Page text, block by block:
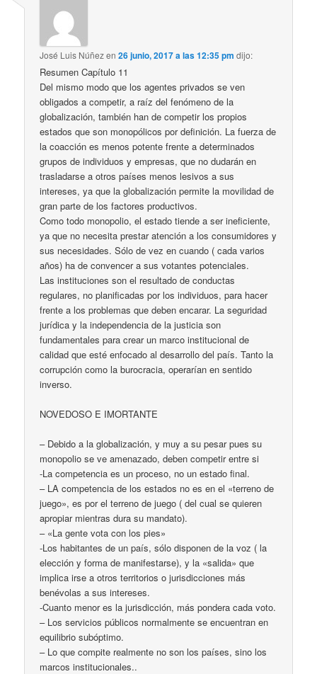
José Luis Núñezen26 junio, 2017 a las 12:35 pm dijo:
Resumen Capítulo 11
Del mismo modo que los agentes privados se ven
obligados a competir, a raíz del fenómeno de la
globalización, también han de competir los propios
estados que son monopólicos por definición. La fuerza de
la coacción es menos potente frente a determinados
grupos de individuos y empresas, que no dudarán en
trasladarse a otros países menos lesivos a sus
intereses, ya que la globalización permite la movilidad de
gran parte de los factores productivos.
Como todo monopolio, el estado tiende a ser ineficiente,
ya que no necesita prestar atención a los consumidores y
sus necesidades. Sólo de vez en cuando ( cada varios
años) ha de convencer a sus votantes potenciales.
Las instituciones son el resultado de conductas
regulares, no planificadas por los individuos, para hacer
frente a los problemas que deben encarar. La seguridad
jurídica y la independencia de la justicia son
fundamentales para crear un marco institucional de
calidad que esté enfocado al desarrollo del país. Tanto la
corrupción como la burocracia, operarían en sentido
inverso.
NOVEDOSO E IMORTANTE
– Debido a la globalización, y muy a su pesar pues su
monopolio se ve amenazado, deben competir entre si
-La competencia es un proceso, no un estado final.
– LA competencia de los estados no es en el «terreno de
juego», es por el terreno de juego ( del cual se quieren
apropiar mientras dura su mandato).
– «La gente vota con los pies»
-Los habitantes de un país, sólo disponen de la voz ( la
elección y forma de manifestarse), y la «salida» que
implica irse a otros territorios o jurisdicciones más
benévolas a sus intereses.
-Cuanto menor es la jurisdicción, más pondera cada voto.
– Los servicios públicos normalmente se encuentran en
equilibrio subóptimo.
– Lo que compite realmente no son los países, sino los
marcos institucionales..